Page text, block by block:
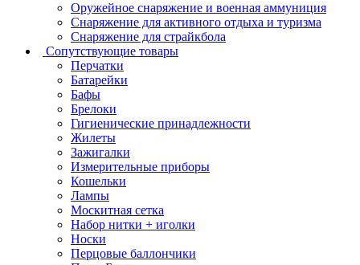
Оружейное снаряжение и военная аммуниция
Снаряжение для активного отдыха и туризма
Снаряжение для страйкбола
Сопутствующие товары
Перчатки
Батарейки
Бафы
Брелоки
Гигиенические принадлежности
Жилеты
Зажигалки
Измерительные приборы
Кошельки
Лампы
Москитная сетка
Набор нитки + иголки
Носки
Перцовые баллончики